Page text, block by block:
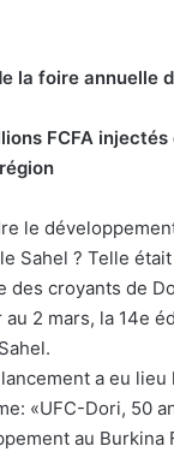
la foire annuelle
FCFA
le
Sahel ? Telle
des croyants de
au 2 mars, la 14e
a eu lieu
«UFC-Dori, 50
au Burkina